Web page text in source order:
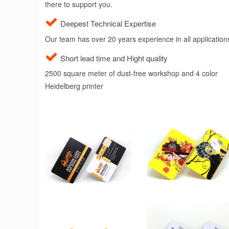
there to support you.
Deepest Technical Expertise
Our team has over 20 years experience in all
Short lead time and Hight quality
2500 square meter of dust-free workshop and 4 color
Heidelberg printer